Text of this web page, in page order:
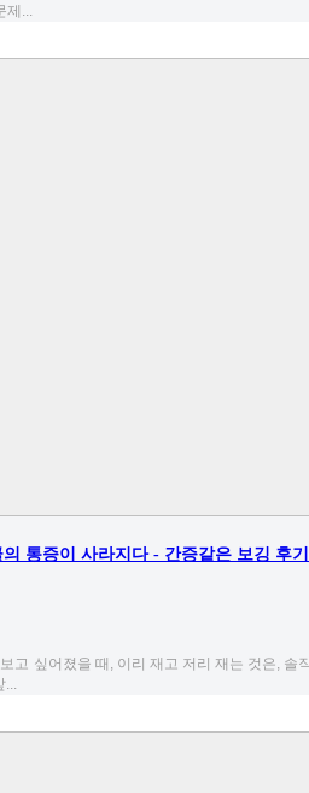
제...
통증이 사라지다 - 간증같은 보깅 후
고 싶어졌을 때, 이리 재고 저리 재는 것은, 솔
...